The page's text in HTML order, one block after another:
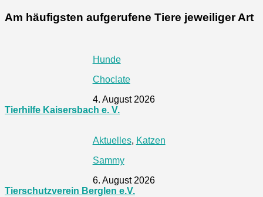
Am häufigsten aufgerufene Tiere jeweiliger Art
Hunde
Choclate
4. August 2026
Tierhilfe Kaisersbach e. V.
Aktuelles, Katzen
Sammy
6. August 2026
Tierschutzverein Berglen e.V.